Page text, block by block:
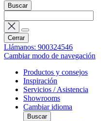
Buscar
Cerrar
Llámanos: 900324546
Cambiar modo de navegación
Productos y consejos
Inspiración
Servicios / Asistencia
Showrooms
Cambiar idioma
Buscar